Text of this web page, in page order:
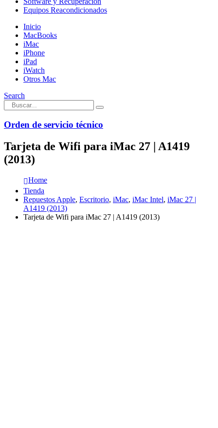
Equipos Reacondicionados
Inicio
MacBooks
iMac
iPhone
iPad
iWatch
Otros Mac
Search
Orden de servicio técnico
Tarjeta de Wifi para iMac 27 | A1419
(2013)
Home
Tienda
Repuestos Apple, Escritorio, iMac, iMac Intel, iMac 27 |
A1419 (2013)
Tarjeta de Wifi para iMac 27 | A1419 (2013)